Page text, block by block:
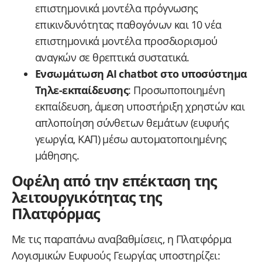
επιστημονικά μοντέλα πρόγνωσης
επικινδυνότητας παθογόνων και 10 νέα
επιστημονικά μοντέλα προσδιορισμού
αναγκών σε θρεπτικά συστατικά.
Ενσωμάτωση AI chatbot στο υποσύστημα
Τηλε-εκπαίδευσης: Προσωποποιημένη
εκπαίδευση, άμεση υποστήριξη χρηστών και
απλοποίηση σύνθετων θεμάτων (ευφυής
γεωργία, ΚΑΠ) μέσω αυτοματοποιημένης
μάθησης.
Οφέλη από την επέκταση της
λειτουργικότητας της
Πλατφόρμας
Με τις παραπάνω αναβαθμίσεις, η Πλατφόρμα
Λογισμικών Ευφυούς Γεωργίας υποστηρίζει: